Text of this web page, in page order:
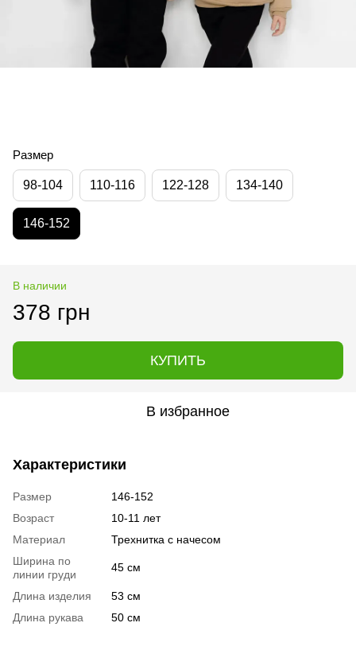
Размер
98-104 110-116 122-128 134-140
146-152
В наличии
378 грн
КУПИТЬ
В избранное
Характеристики
Размер
146-152
Возраст
10-11 лет
Материал
Трехнитка с начесом
Ширина по
линии груди
45 см
Длина изделия
53 см
Длина рукава
50 см